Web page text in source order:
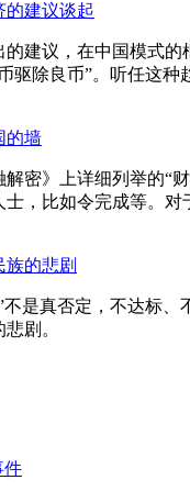
的建议谈起
的建议，在中国模式
驱除良币”。听任这种
的墙
密》上详细列举的“
，比如令完成等。对
族的悲剧
不是真否定，不达标
剧。
件